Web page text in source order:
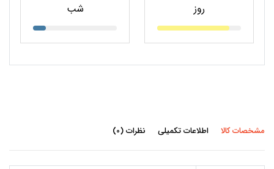
روز شب
مشخصات کالا اطلاعات تکمیلی نظرات (0)